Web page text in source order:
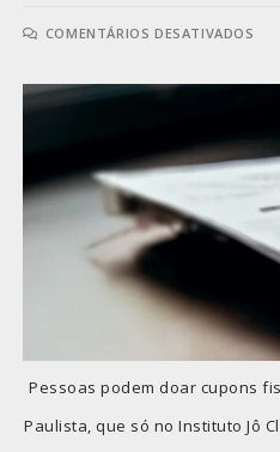
COMENTÁRIOS DESATIVADOS
Pessoas podem doar cupons
Paulista, que só no Instituto Jô